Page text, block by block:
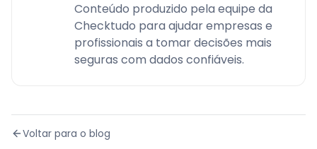
Conteúdo produzido pela equipe da
Checktudo para ajudar empresas e
profissionais a tomar decisões mais
seguras com dados confiáveis.
Voltar para o blog